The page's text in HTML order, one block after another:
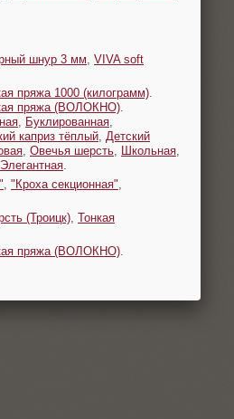
шнур 3 мм VIVA soft
пряжа 1000 (килограмм)
пряжа (ВОЛОКНО)
Буклированная
каприз тёплый Детский
Овечья шерсть Школьная
Элегантная
"Кроха секционная"
(Троицк) Тонкая
пряжа (ВОЛОКНО)